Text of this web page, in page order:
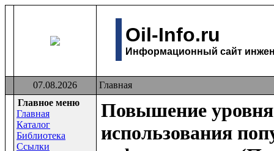
Oil-Info.ru
Информационный сайт
07.08.2026
Главная
Главное меню
Главная
Каталог
Библиотека
Ссылки
Повышение уровня
использования